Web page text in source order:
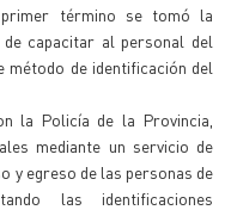
término se tomó la
capacitar al personal del
de identificación del
la Policía de la Provincia,
mediante un servicio de
y egreso de las personas de
las identificaciones